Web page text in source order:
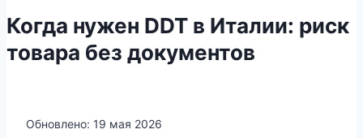
Когда нужен DDT в Италии: риск
товара без документов
Обновлено: 19 мая 2026